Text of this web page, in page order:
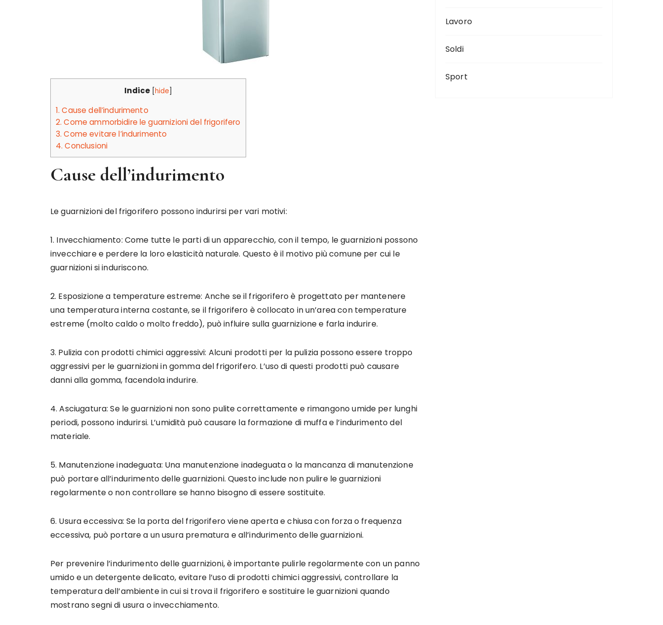
Indice [hide]
1. Cause dell’indurimento
2. Come ammorbidire le guarnizioni del frigorifero
3. Come evitare l’indurimento
4. Conclusioni
Cause dell’indurimento
Le guarnizioni del frigorifero possono indurirsi per vari motivi:
1. Invecchiamento: Come tutte le parti di un apparecchio, con il tempo, le guarnizioni possono
invecchiare e perdere la loro elasticità naturale. Questo è il motivo più comune per cui le
guarnizioni si induriscono.
2. Esposizione a temperature estreme: Anche se il frigorifero è progettato per mantenere
una temperatura interna costante, se il frigorifero è collocato in un’area con temperature
estreme (molto caldo o molto freddo), può influire sulla guarnizione e farla indurire.
3. Pulizia con prodotti chimici aggressivi: Alcuni prodotti per la pulizia possono essere troppo
aggressivi per le guarnizioni in gomma del frigorifero. L’uso di questi prodotti può causare
danni alla gomma, facendola indurire.
4. Asciugatura: Se le guarnizioni non sono pulite correttamente e rimangono umide per lunghi
periodi, possono indurirsi. L’umidità può causare la formazione di muffa e l’indurimento del
materiale.
5. Manutenzione inadeguata: Una manutenzione inadeguata o la mancanza di manutenzione
può portare all’indurimento delle guarnizioni. Questo include non pulire le guarnizioni
regolarmente o non controllare se hanno bisogno di essere sostituite.
6. Usura eccessiva: Se la porta del frigorifero viene aperta e chiusa con forza o frequenza
eccessiva, può portare a un usura prematura e all’indurimento delle guarnizioni.
Per prevenire l’indurimento delle guarnizioni, è importante pulirle regolarmente con un panno
umido e un detergente delicato, evitare l’uso di prodotti chimici aggressivi, controllare la
temperatura dell’ambiente in cui si trova il frigorifero e sostituire le guarnizioni quando
mostrano segni di usura o invecchiamento.
Lavoro
Soldi
Sport